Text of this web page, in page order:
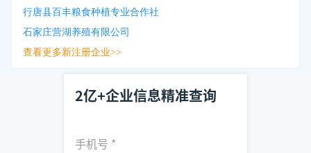
行唐县百丰粮食种植专业合作社
石家庄营湖养殖有限公司
查看更多新注册企业>>
2亿+企业信息精准查询
手机号 *